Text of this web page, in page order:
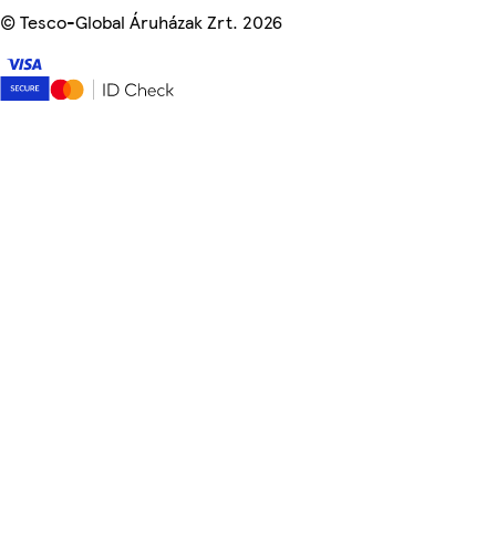
©Tesco-Global Áruházak Zrt. 2026